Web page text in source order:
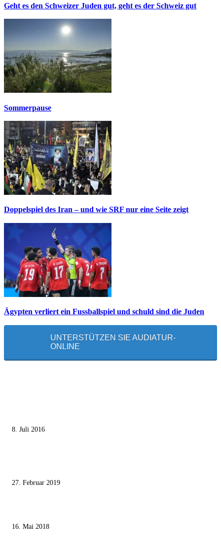
Geht es den Schweizer Juden gut, geht es der Schweiz gut
Sommerpause
Doppelspiel des Iran – und wie SRF nur eine Seite zeigt
Ägypten verliert ein Fussballspiel und schuld sind die Juden
UNTERSTÜTZEN SIE AUDIATUR-
ONLINE
8. Juli 2016
27. Februar 2019
16. Mai 2018